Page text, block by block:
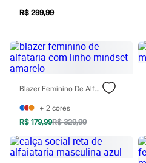
Sapatos
Moda esportiva
Acessórios
Bermudas
Calças
Calçados
Regatas
Moda íntima
Cuecas
Meias
Pijamas
R$ 299,99
Blazer Feminino De Alfataria Com Linho Mindset Amarelo
+ 2 cores
R$ 179,99R$ 329,99